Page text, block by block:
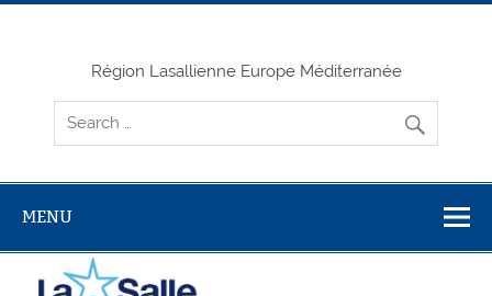
Skip
Région Lasallienne Europe Méditerranée
MENU